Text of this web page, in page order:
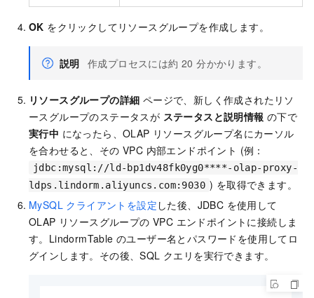
OK をクリックしてリソースグループを作成します。
説明 作成プロセスには約 20 分かかります。
リソースグループの詳細 ページで、新しく作成されたリソ
ースグループのステータスが ステータスと説明情報 の下で
実行中 になったら、OLAP リソースグループ名にカーソル
を合わせると、その VPC 内部エンドポイント (例：
jdbc:mysql://ld-bp1dv48fk0yg0****-olap-proxy-
ldps.lindorm.aliyuncs.com:9030 ) を取得できます。
MySQL クライアントを設定 した後、JDBC を使用して
OLAP リソースグループの VPC エンドポイントに接続しま
す。LindormTable のユーザー名とパスワードを使用してロ
グインします。その後、SQL クエリを実行できます。